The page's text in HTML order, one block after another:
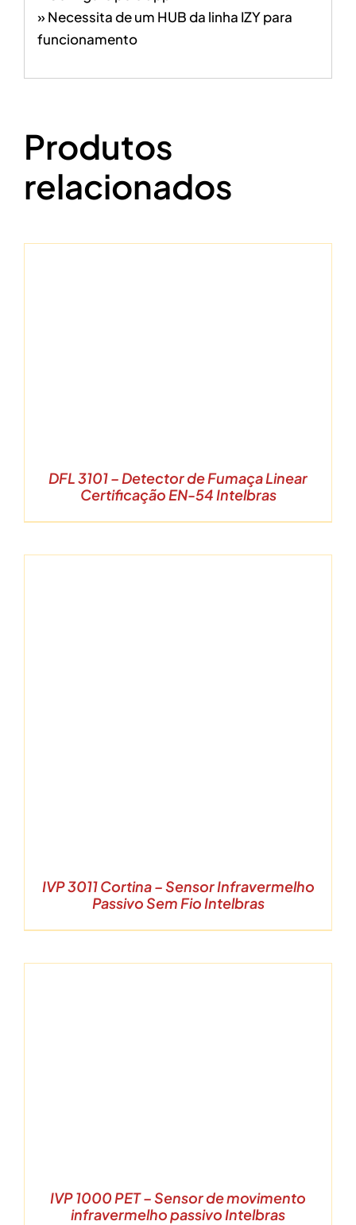
» Necessita de um HUB da linha IZY para
funcionamento
Produtos
relacionados
DFL 3101 – Detector de Fumaça Linear
Certificação EN-54 Intelbras
IVP 3011 Cortina – Sensor Infravermelho
Passivo Sem Fio Intelbras
IVP 1000 PET – Sensor de movimento
infravermelho passivo Intelbras